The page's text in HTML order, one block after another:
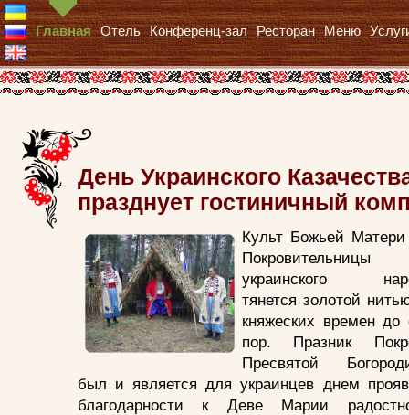
Главная Отель Конференц-зал Ресторан Меню
День Украинского
празднует гостиничный
Культ Божьей Матери
Покровительницы
украинского
тянется золотой
княжеских времен до
пор. Празник
Пресвятой
был и является для украинцев днем
благодарности к Деве Марии